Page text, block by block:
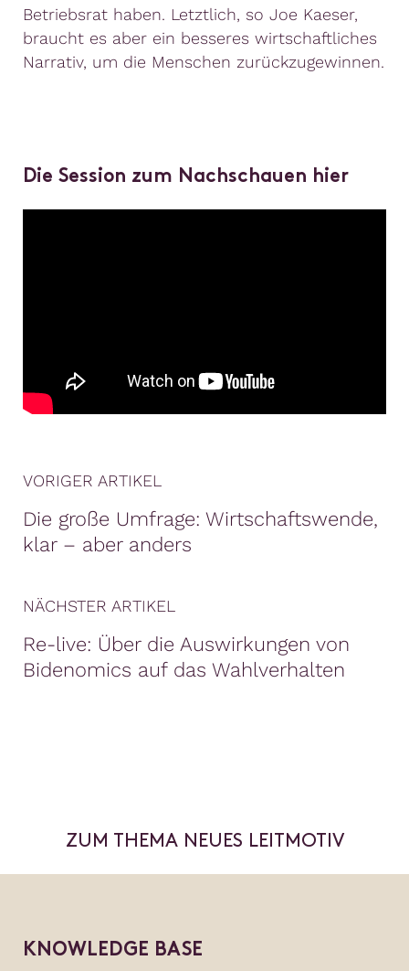
Betriebsrat haben. Letztlich, so Joe Kaeser,
braucht es aber ein besseres wirtschaftliches
Narrativ, um die Menschen zurückzugewinnen.
Die Session zum Nachschauen hier
VORIGER ARTIKEL
Die große Umfrage: Wirtschaftswende,
klar – aber anders
NÄCHSTER ARTIKEL
Re-live: Über die Auswirkungen von
Bidenomics auf das Wahlverhalten
ZUM THEMA NEUES LEITMOTIV
KNOWLEDGE BASE